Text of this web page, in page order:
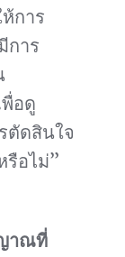
การ
การ
อดู
ตัดสินใจ
รือไม่”
าณที่